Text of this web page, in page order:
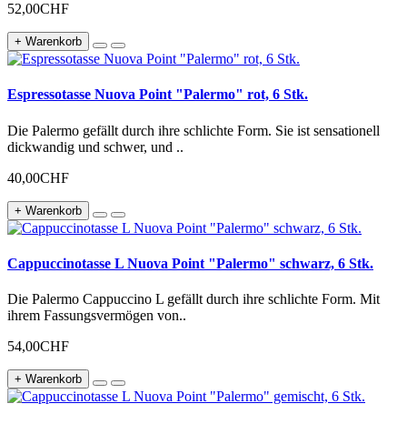
52,00CHF
+ Warenkorb
Espressotasse Nuova Point "Palermo" rot, 6 Stk.
Die Palermo gefällt durch ihre schlichte Form. Sie ist sensationell
dickwandig und schwer, und ..
40,00CHF
+ Warenkorb
Cappuccinotasse L Nuova Point "Palermo" schwarz, 6 Stk.
Die Palermo Cappuccino L gefällt durch ihre schlichte Form. Mit
ihrem Fassungsvermögen von..
54,00CHF
+ Warenkorb